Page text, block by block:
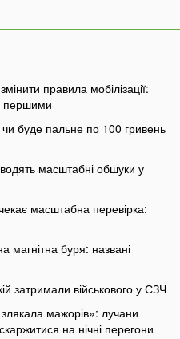
правила мобілізації:
першими
чи буде пальне по 100 гривень
масштабні обшуки у
масштабна перевірка:
магнітна буря: названі
затримали військового у СЗЧ
мажорів»: лучани
на нічні перегони